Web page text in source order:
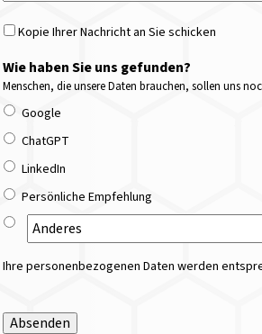
Kopie Ihrer Nachricht an Sie schicken
Wie haben Sie uns gefunden?
Menschen, die unsere Daten brauchen, sollen uns
Google
ChatGPT
LinkedIn
Persönliche Empfehlung
Ihre personenbezogenen Daten werden
Absenden